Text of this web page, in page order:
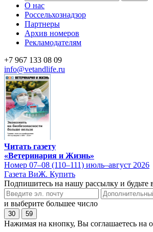
О нас
Россельхознадзор
Партнеры
Архив номеров
Рекламодателям
+7 967 133 08 09
info@vetandlife.ru
Читать газету
«Ветеринария и Жизнь»
Номер 07–08 (110–111) июль–август 2026
Газета ВиЖ. Купить
Подпишитесь на нашу рассылку и будьте
и выберите большее число
30 59
Нажимая на кнопку, Вы соглашаетесь на